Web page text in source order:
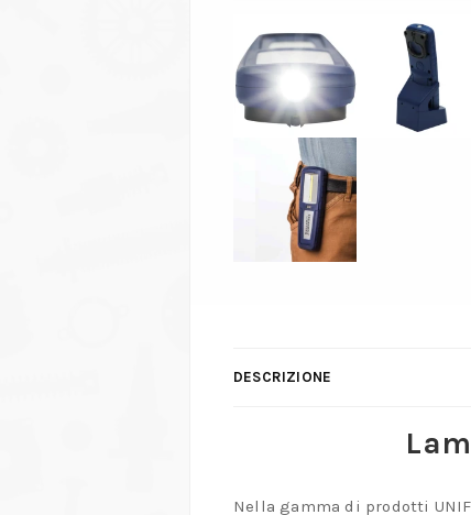
DESCRIZIONE
Nella gamma di prodotti